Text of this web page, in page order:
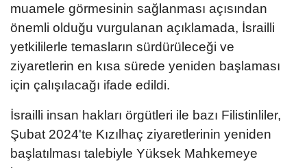
muamele görmesinin sağlanması açısından
önemli olduğu vurgulanan açıklamada, İsrailli
yetkililerle temasların sürdürüleceği ve
ziyaretlerin en kısa sürede yeniden başlaması
için çalışılacağı ifade edildi.
İsrailli insan hakları örgütleri ile bazı Filistinliler,
Şubat 2024'te Kızılhaç ziyaretlerinin yeniden
başlatılması talebiyle Yüksek Mahkemeye